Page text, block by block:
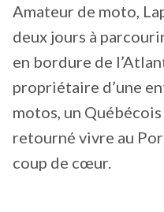
Amateur de moto,
deux jours à
en bordure de
propriétaire d’une
motos, un
retourné vivre au
coup de cœur.